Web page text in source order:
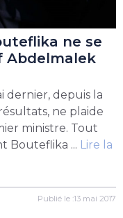
ne se
Abdelmalek
dernier, depuis la
ne plaide
ministre. Tout
Bouteflika ... Lire la
Publié le :13 mai 2017